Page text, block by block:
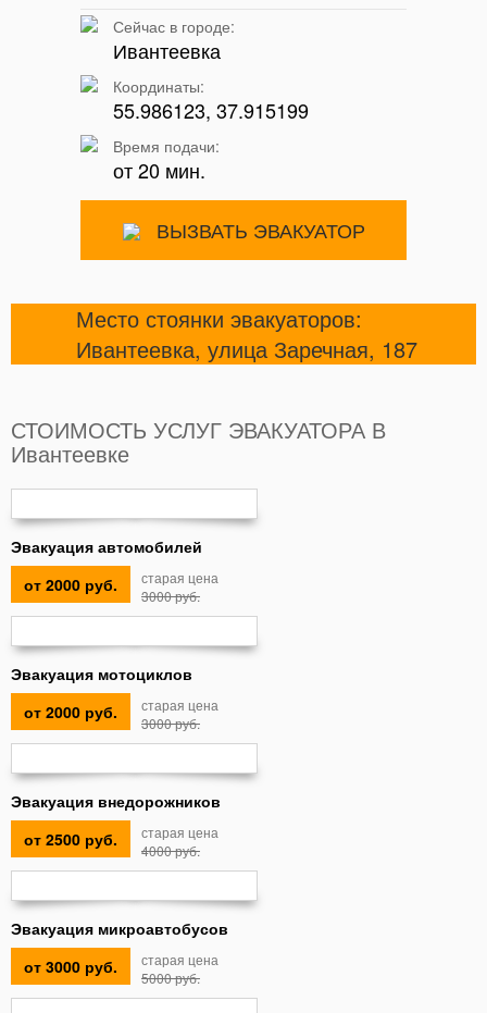
Сейчас в городе:
Ивантеевка
Координаты:
55.986123, 37.915199
Время подачи:
от 20 мин.
ВЫЗВАТЬ ЭВАКУАТОР
Место стоянки эвакуаторов:
Ивантеевка, улица Заречная, 187
СТОИМОСТЬ УСЛУГ ЭВАКУАТОРА В
Ивантеевке
Эвакуация автомобилей
от 2000 руб.
старая цена
3000 руб.
Эвакуация мотоциклов
от 2000 руб.
старая цена
3000 руб.
Эвакуация внедорожников
от 2500 руб.
старая цена
4000 руб.
Эвакуация микроавтобусов
от 3000 руб.
старая цена
5000 руб.